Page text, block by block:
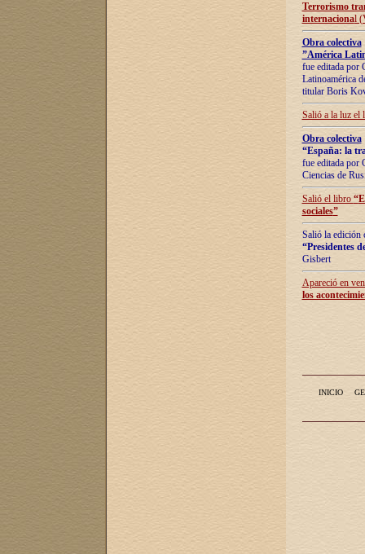
Terrorismo
internacional
Obra colectiva
”América
fue editada por
Latinoamérica
titular Boris
Salió a la luz el
Obra colectiva
“España: la
fue editada por
Ciencias de
Salió el libro “
sociales”
Salió la edición
“Presidentes
Gisbert
Apareció en
los
INICIO